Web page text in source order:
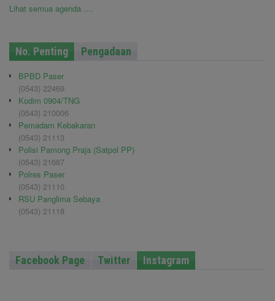
Lihat semua agenda ....
No. Penting Pengadaan
BPBD Paser
(0543) 22469
Kodim 0904/TNG
(0543) 210006
Pemadam Kebakaran
(0543) 21113
Polisi Pamong Praja (Satpol PP)
(0543) 21687
Polres Paser
(0543) 21110
RSU Panglima Sebaya
(0543) 21118
Facebook Page Twitter Instagram